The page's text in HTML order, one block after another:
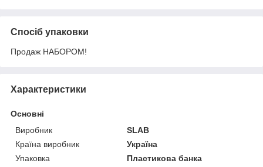
Спосіб упаковки
Продаж НАБОРОМ!
Характеристики
Основні
Виробник
SLAB
Країна виробник
Україна
Упаковка
Пластикова банка